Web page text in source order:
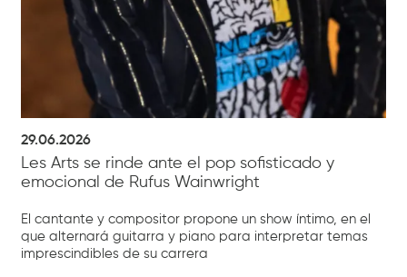
29.06.2026
Les Arts se rinde ante el pop sofisticado y
emocional de Rufus Wainwright
El cantante y compositor propone un show íntimo, en el
que alternará guitarra y piano para interpretar temas
imprescindibles de su carrera